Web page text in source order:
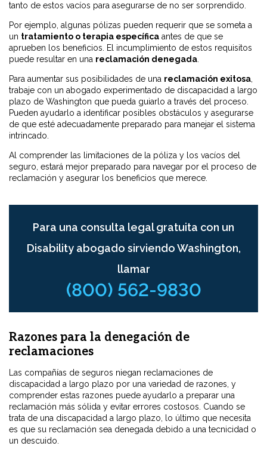
tanto de estos vacíos para asegurarse de no ser sorprendido.
Por ejemplo, algunas pólizas pueden requerir que se someta a
un tratamiento o terapia específica antes de que se
aprueben los beneficios. El incumplimiento de estos requisitos
puede resultar en una reclamación denegada
Para aumentar sus posibilidades de una reclamación exitosa
trabaje con un abogado experimentado de discapacidad a largo
plazo de Washington que pueda guiarlo a través del proceso.
Pueden ayudarlo a identificar posibles obstáculos y asegurarse
de que esté adecuadamente preparado para manejar el sistema
intrincado.
Al comprender las limitaciones de la póliza y los vacíos del
seguro, estará mejor preparado para navegar por el proceso de
reclamación y asegurar los beneficios que merece.
Para una consulta legal gratuita con un
Disability abogado sirviendo Washington,
llamar
(800) 562-9830
Razones para la denegación de
reclamaciones
Las compañías de seguros niegan reclamaciones de
discapacidad a largo plazo por una variedad de razones, y
comprender estas razones puede ayudarlo a preparar una
reclamación más sólida y evitar errores costosos. Cuando se
trata de una discapacidad a largo plazo, lo último que necesita
es que su reclamación sea denegada debido a una tecnicidad o
un descuido.